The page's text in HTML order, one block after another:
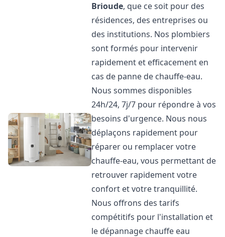
Brioude, que ce soit pour des
résidences, des entreprises ou
des institutions. Nos plombiers
sont formés pour intervenir
rapidement et efficacement en
cas de panne de chauffe-eau.
Nous sommes disponibles
24h/24, 7j/7 pour répondre à vos
besoins d'urgence. Nous nous
déplaçons rapidement pour
réparer ou remplacer votre
chauffe-eau, vous permettant de
retrouver rapidement votre
confort et votre tranquillité.
Nous offrons des tarifs
compétitifs pour l'installation et
le dépannage chauffe eau